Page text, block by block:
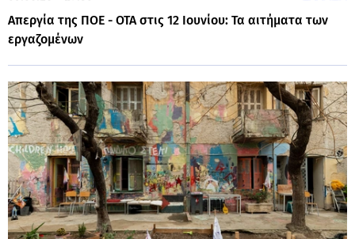
Απεργία της ΠΟΕ - ΟΤΑ στις 12 Ιουνίου: Τα αιτήματα των
εργαζομένων